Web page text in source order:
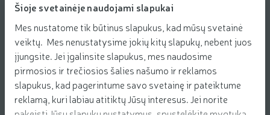
Šioje svetainėje naudojami slapukai
Mes nustatome tik būtinus slapukus, kad mūsų svetainė
veiktų. Mes nenustatysime jokių kitų slapukų, nebent juos
įjungsite. Jei įgalinsite slapukus, mes naudosime
pirmosios ir trečiosios šalies našumo ir reklamos
slapukus, kad pagerintume savo svetainę ir pateiktume
reklamą, kuri labiau atitiktų Jūsų interesus. Jei norite